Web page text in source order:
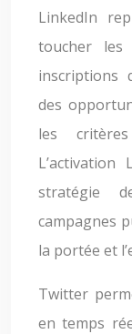
LinkedIn
toucher les
inscriptions
des
les
stratégie
campagnes
la portée et
Twitter
en temps